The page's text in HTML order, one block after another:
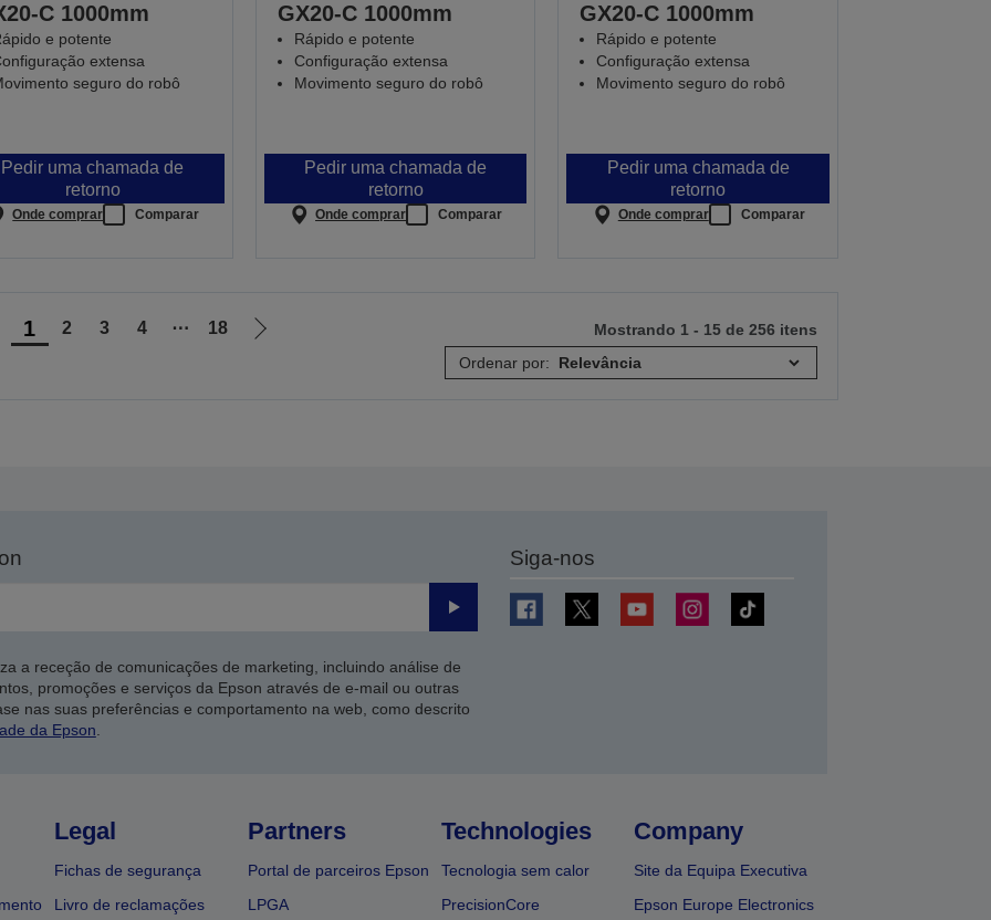
C 1000mm
e potente
extensa
seguro do robô
Pedir uma chamada de
retorno
Onde comprar Comparar
GX20-C 1000mm
Rápido e potente
Configuração extensa
Movimento seguro do robô
Pedir uma chamada de
retorno
Onde comprar Comparar
GX20-C 1000mm
Rápido e potente
Configuração extensa
Movimento seguro do robô
Pedir uma chamada de
retorno
Onde comprar Comparar
1 2 3 4 ⋯ 18
Ir
Mostrando 1 - 15 de 256 itens
Ordenar por:
Enviar
a receção de comunicações de marketing, incluindo análise de
promoções e serviços da Epson através de e-mail ou outras
nas suas preferências e comportamento na web, como descrito
da Epson.
Siga-nos
Legal
Fichas de segurança
Livro de reclamações
Partners
Portal de parceiros Epson
LPGA
Technologies
Tecnologia sem calor
PrecisionCore
Company
Site da Equipa Executiva
Epson Europe Electronics